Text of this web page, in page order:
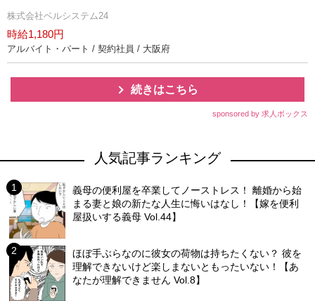
株式会社ベルシステム24
時給1,180円
アルバイト・パート / 契約社員 / 大阪府
続きはこちら
sponsored by 求人ボックス
人気記事ランキング
義母の便利屋を卒業してノーストレス！ 離婚から始
まる妻と娘の新たな人生に悔いはなし！【嫁を便利
屋扱いする義母 Vol.44】
ほぼ手ぶらなのに彼女の荷物は持ちたくない？ 彼を
理解できないけど楽しまないともったいない！【あ
なたが理解できません Vol.8】